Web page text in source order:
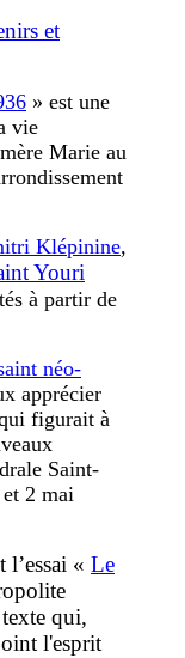
et
» est une
vie
Marie au
Klépinine,
Youri
à partir de
néo-
apprécier
figurait à
Saint-
2 mai
« Le
qui,
l'esprit